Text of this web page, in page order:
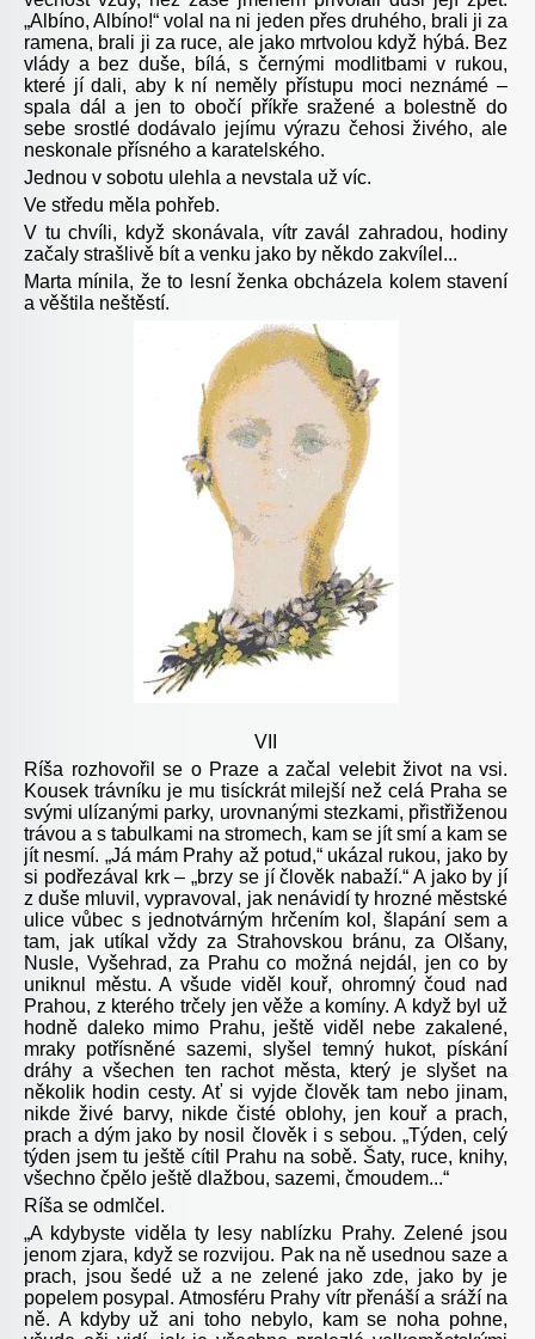
„Albíno, Albíno!“ volal na ni jeden přes druhého, brali ji za
ramena, brali ji za ruce, ale jako mrtvolou když hýbá. Bez
vlády a bez duše, bílá, s černými modlitbami v rukou,
které jí dali, aby k ní neměly přístupu moci neznámé –
spala dál a jen to obočí příkře sražené a bolestně do
sebe srostlé dodávalo jejímu výrazu čehosi živého, ale
neskonale přísného a karatelského.
Jednou v sobotu ulehla a nevstala už víc.
Ve středu měla pohřeb.
V tu chvíli, když skonávala, vítr zavál zahradou, hodiny
začaly strašlivě bít a venku jako by někdo zakvílel...
Marta mínila, že to lesní ženka obcházela kolem stavení
a věštila neštěstí.
VII
Ríša rozhovořil se o Praze a začal velebit život na vsi.
Kousek trávníku je mu tisíckrát milejší než celá Praha se
svými ulízanými parky, urovnanými stezkami, přistřiženou
trávou a s tabulkami na stromech, kam se jít smí a kam se
jít nesmí. „Já mám Prahy až potud,“ ukázal rukou, jako by
si podřezával krk – „brzy se jí člověk nabaží.“ A jako by jí
z duše mluvil, vypravoval, jak nenávidí ty hrozné městské
ulice vůbec s jednotvárným hrčením kol, šlapání sem a
tam, jak utíkal vždy za Strahovskou bránu, za Olšany,
Nusle, Vyšehrad, za Prahu co možná nejdál, jen co by
uniknul městu. A všude viděl kouř, ohromný čoud nad
Prahou, z kterého trčely jen věže a komíny. A když byl už
hodně daleko mimo Prahu, ještě viděl nebe zakalené,
mraky potřísněné sazemi, slyšel temný hukot, pískání
dráhy a všechen ten rachot města, který je slyšet na
několik hodin cesty. Ať si vyjde člověk tam nebo jinam,
nikde živé barvy, nikde čisté oblohy, jen kouř a prach,
prach a dým jako by nosil člověk i s sebou. „Týden, celý
týden jsem tu ještě cítil Prahu na sobě. Šaty, ruce, knihy,
všechno čpělo ještě dlažbou, sazemi, čmoudem...“
Ríša se odmlčel.
„A kdybyste viděla ty lesy nablízku Prahy. Zelené jsou
jenom zjara, když se rozvijou. Pak na ně usednou saze a
prach, jsou šedé už a ne zelené jako zde, jako by je
popelem posypal. Atmosféru Prahy vítr přenáší a sráží na
ně. A kdyby už ani toho nebylo, kam se noha pohne,